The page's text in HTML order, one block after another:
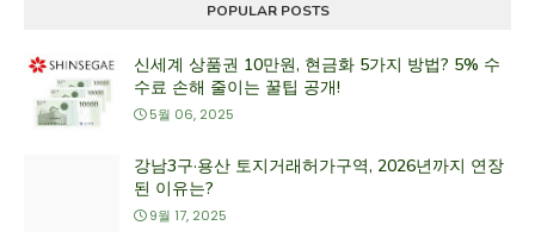
POPULAR POSTS
신세계 상품권 10만원, 현금화 5가지 방법? 5% 수
수료 손해 줄이는 꿀팁 공개!
5월 06, 2025
강남3구·용산 토지거래허가구역, 2026년까지 연장
된 이유는?
9월 17, 2025